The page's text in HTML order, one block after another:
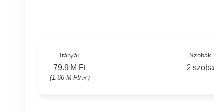
Irányár
79.9 M Ft
(1.66 M Ft/㎡)
Szobák
2 szoba